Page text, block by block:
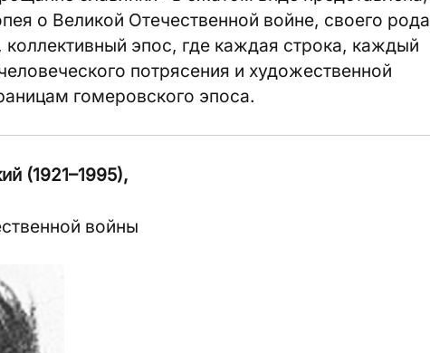
о Великой Отечественной войне, своего рода
коллективный эпос, где каждая строка, каждый
потрясения и художественной
гомеровского эпоса.
(1921–1995),
войны